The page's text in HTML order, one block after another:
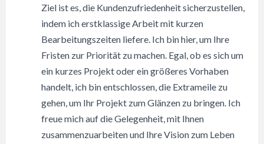
Ziel ist es, die Kundenzufriedenheit sicherzustellen,
indem ich erstklassige Arbeit mit kurzen
Bearbeitungszeiten liefere. Ich bin hier, um Ihre
Fristen zur Priorität zu machen. Egal, ob es sich um
ein kurzes Projekt oder ein größeres Vorhaben
handelt, ich bin entschlossen, die Extrameile zu
gehen, um Ihr Projekt zum Glänzen zu bringen. Ich
freue mich auf die Gelegenheit, mit Ihnen
zusammenzuarbeiten und Ihre Vision zum Leben